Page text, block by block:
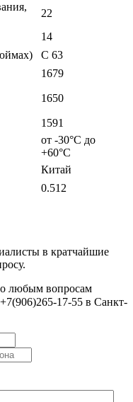
22
14
С 63
1679
1650
1591
от -30°C до
+60°C
Китай
0.512
в кратчайшие
любым вопросам
17-55 в Санкт-